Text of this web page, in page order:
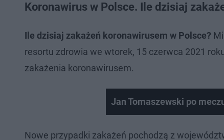
Koronawirus w Polsce. Ile dzisiaj
Ile dzisiaj zakażeń koronawirusem w Polsce?
resortu zdrowia we wtorek, 15 czerwca 2021
zakażenia koronawirusem.
Jan Tomaszewski po
Nowe przypadki zakażeń pochodzą z